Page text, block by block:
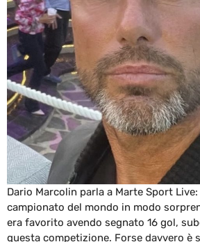
Dario Marcolin parla a Marte Sport
campionato del mondo in modo
era favorito avendo segnato 16 gol,
questa competizione. Forse davvero è